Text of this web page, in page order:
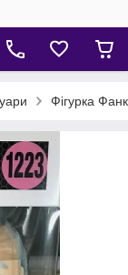
Фігурка